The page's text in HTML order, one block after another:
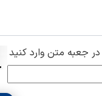
جعبه متن وارد کنید